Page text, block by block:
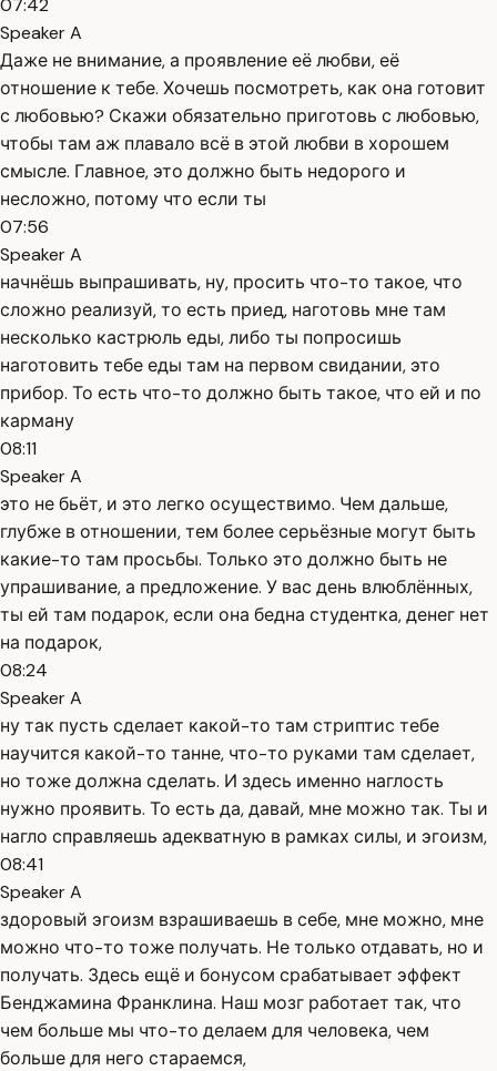
07:42
Speaker A
Даже не внимание, а проявление её любви, её
отношение к тебе. Хочешь посмотреть, как она готовит
с любовью? Скажи обязательно приготовь с любовью,
чтобы там аж плавало всё в этой любви в хорошем
смысле. Главное, это должно быть недорого и
несложно, потому что если ты
07:56
Speaker A
начнёшь выпрашивать, ну, просить что-то такое, что
сложно реализуй, то есть приед, наготовь мне там
несколько кастрюль еды, либо ты попросишь
наготовить тебе еды там на первом свидании, это
прибор. То есть что-то должно быть такое, что ей и по
карману
08:11
Speaker A
это не бьёт, и это легко осуществимо. Чем дальше,
глубже в отношении, тем более серьёзные могут быть
какие-то там просьбы. Только это должно быть не
упрашивание, а предложение. У вас день влюблённых,
ты ей там подарок, если она бедна студентка, денег нет
на подарок,
08:24
Speaker A
ну так пусть сделает какой-то там стриптис тебе
научится какой-то танне, что-то руками там сделает,
но тоже должна сделать. И здесь именно наглость
нужно проявить. То есть да, давай, мне можно так. Ты и
нагло справляешь адекватную в рамках силы, и эгоизм,
08:41
Speaker A
здоровый эгоизм взрашиваешь в себе, мне можно, мне
можно что-то тоже получать. Не только отдавать, но и
получать. Здесь ещё и бонусом срабатывает эффект
Бенджамина Франклина. Наш мозг работает так, что
чем больше мы что-то делаем для человека, чем
больше для него стараемся,